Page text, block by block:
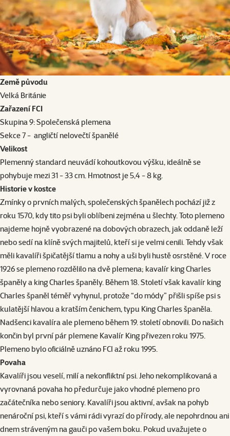
Země původu
Velká Británie
Zařazení FCI
Skupina 9: Společenská plemena
Sekce 7 - angličtí nelovečtí španělé
Velikost
Plemenný standard neuvádí kohoutkovou výšku, ideálně se
pohybuje mezi 31 - 33 cm. Hmotnost je 5,4 - 8 kg.
Historie v kostce
Zmínky o prvních malých, společenských španělech pochází již z
roku 1570, kdy tito psi byli oblíbeni zejména u šlechty. Toto plemeno
najdeme hojně vyobrazené na dobových obrazech, jak oddaně leží
nebo sedí na klíně svých majitelů, kteří si je velmi cenili. Tehdy však
měli kavalíři špičatější tlamu a nohy a uši byli hustě osrstěné. V roce
1926 se plemeno rozdělilo na dvě plemena; kavalír king Charles
španěly a king Charles španěly. Během 18. Století však kavalír king
Charles španěl téměř vyhynul, protože “do módy” přišli spíše psi s
kulatější hlavou a kratším čenichem, typu King Charles španěla.
Nadšenci kavalíra ale plemeno během 19. století obnovili. Do našich
končin byl první pár plemene Kavalír King přivezen roku 1975.
Plemeno bylo oficiálně uznáno FCI až roku 1995.
Povaha
Kavalíři jsou veselí, milí a nekonfliktní psi. Jeho nekomplikovaná a
vyrovnaná povaha ho předurčuje jako vhodné plemeno pro
začátečníka nebo seniory. Kavalíři jsou aktivní, avšak na pohyb
nenároční psi, kteří s vámi rádi vyrazí do přírody, ale nepohrdnou ani
dnem stráveným na gauči po vašem boku. Pokud uvažujete o